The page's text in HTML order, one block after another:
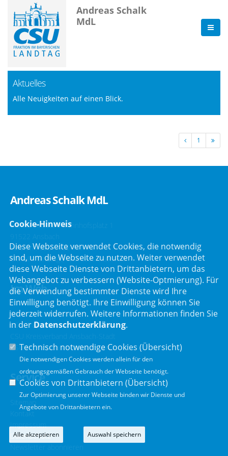
Andreas Schalk
MdL
Aktuelles
Alle Neuigkeiten auf einen Blick.
1
Andreas Schalk MdL
Stimmkreisbüro Bahnhofsplatz 1
91522 Ansbach
Telefon :0981 466 147 10
E-Mail :landtag@andreasschalk.com
Im Web
Bayerischer Landtag
CSU Fraktion
CSU Kreisverband Ansbach-Land
Service
Sitemap
Kontakt
Impressum
Datenschutz
Cookie-Hinweis
Diese Webseite verwendet Cookies, die notwendig
sind, um die Webseite zu nutzen. Weiter verwendet
diese Webseite Dienste von Drittanbietern, um das
Webangebot zu verbessern (Website-Optmierung). Für
die Verwendung bestimmter Dienste wird Ihre
Einwilligung benötigt. Ihre Einwilligung können Sie
jederzeit widerrufen. Weitere Informationen finden Sie
in der Datenschutzerklärung.
Technisch notwendige Cookies (Übersicht)
Die notwendigen Cookies werden allein für den
ordnungsgemäßen Gebrauch der Webseite benötigt.
Cookies von Drittanbietern (Übersicht)
Zur Optimierung unserer Webseite binden wir Dienste und
Angebote von Drittanbietern ein.
Alle akzeptieren Auswahl speichern